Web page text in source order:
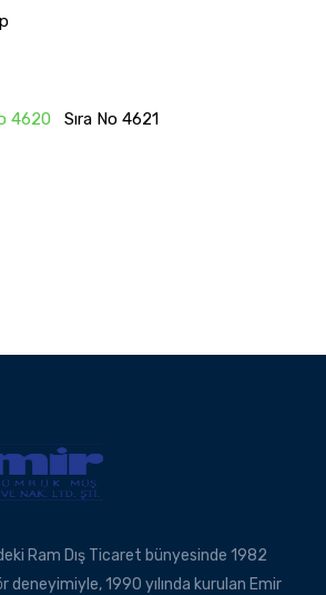
4620 Sıra No 4621
Ram Dış Ticaret bünyesinde 1982
deneyimiyle, 1990 yılında kurulan Emir